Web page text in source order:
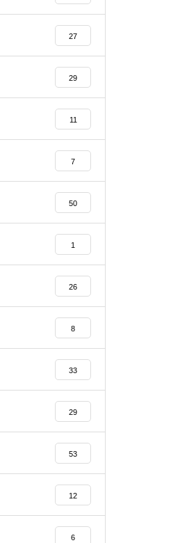
27
29
11
7
50
1
26
8
33
29
53
12
6